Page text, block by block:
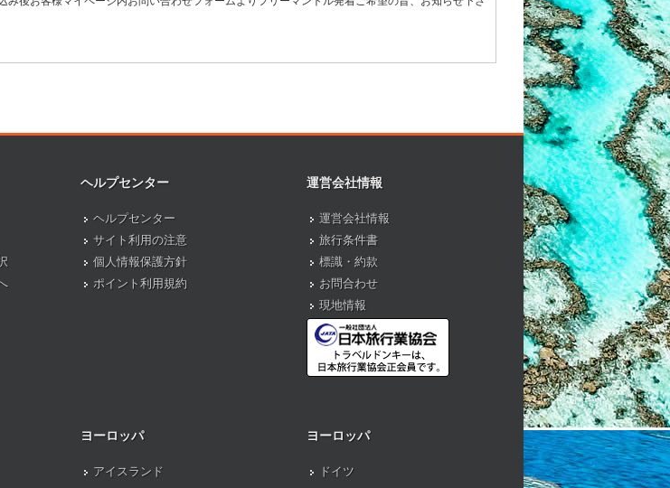
ヘルプセンター
ヘルプセンター
サイト利用の注意
個人情報保護方針
ポイント利用規約
運営会社情報
運営会社情報
旅行条件書
標識・約款
お問合わせ
現地情報
ヨーロッパ
アイスランド
ヨーロッパ
ドイツ